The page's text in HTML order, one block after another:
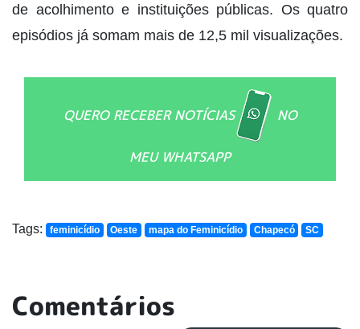
de acolhimento e instituições públicas. Os quatro
episódios já somam mais de 12,5 mil visualizações.
QUERO RECEBER NOTÍCIAS NO
MEU WHATSAPP
Tags: feminicídio Oeste mapa do Feminicídio Chapecó SC
Comentários